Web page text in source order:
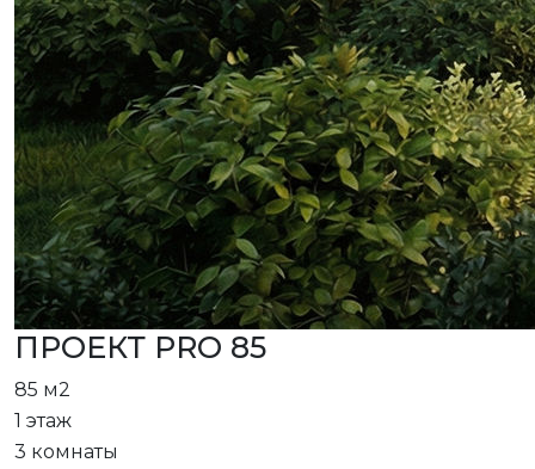
ПРОЕКТ PRO 85
85 м2
1 этаж
3 комнаты